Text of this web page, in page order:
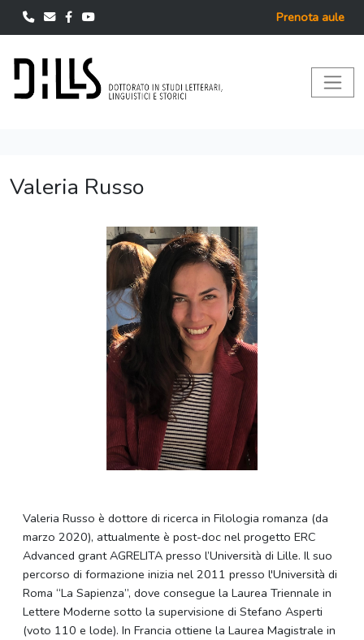
Prenota aule
Valeria Russo
Valeria Russo è dottore di ricerca in Filologia romanza (da
marzo 2020), attualmente è post-doc nel progetto ERC
Advanced grant AGRELITA presso l’Università di Lille. Il suo
percorso di formazione inizia nel 2011 presso l'Università di
Roma “La Sapienza”, dove consegue la Laurea Triennale in
Lettere Moderne sotto la supervisione di Stefano Asperti
(voto 110 e lode). In Francia ottiene la Laurea Magistrale in